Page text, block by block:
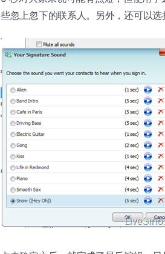
些忽上忽下的联系人。另外，还可以选